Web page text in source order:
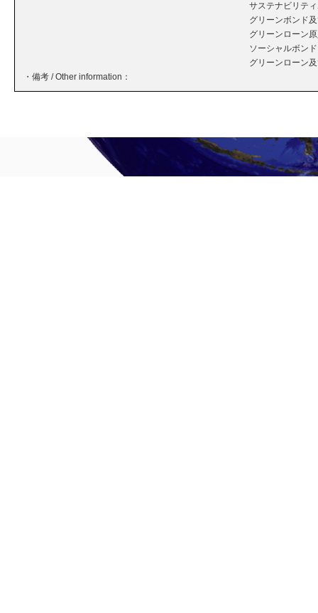
サステナビリテ
グリーンボンド
グリーンローン
ソーシャルボン
グリーンローン
・備考 / Other information：